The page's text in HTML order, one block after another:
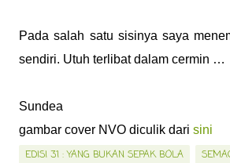
Pada salah satu sisinya saya
sendiri. Utuh terlibat dalam cermin …
Sundea
gambar cover NVO diculik dari sini
EDISI 31 : YANG BUKAN SEPAK BOLA